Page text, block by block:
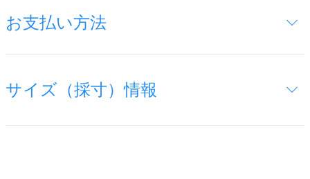
お支払い方法
サイズ（採寸）情報